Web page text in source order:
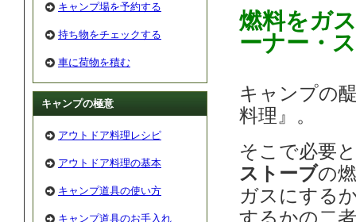
燃料をガ
ーナー・
キャンプの
料理』。
そこで必要
ストーブの
ガスにする
キャンプ場を予約する
持ち物をチェックする
車に荷物を積む
キャンプの極意
アウトドア料理レシピ
アウトドア料理の基本
キャンプ道具の使い方
キャンプ道具のお手入れ